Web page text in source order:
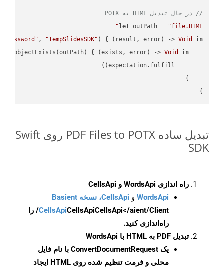
// در حال تبدیل HTML به POTX
let outPath =
"file.HTML"
"password" , "TempSlidesSDK" ) { (result, error) -> Void
in
.objectExists(outPath) { (exists, error) -> Void
in
}
تبدیل ساده PDF Files to POTX روی Swift
SDK
راه اندازی WordsApi و CellsApi
WordsApi و CellsApi، نسخه Basient
CellsApiCellsApi
CellsApi</aient/Client/ را
راه‌اندازی کنید.
تبدیل PDF به HTML با WordsApi
یک ConvertDocumentRequest با نام فایل
محلی و فرمت تنظیم شده روی HTML ایجاد